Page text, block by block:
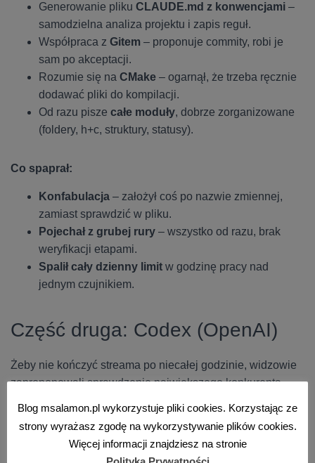
Generowanie pliku CLAUDE.md z konwencjami –
samodzielna analiza projektu i zapis reguł.
Współpraca z Gitem – proponuje commity, robi je
sam po akceptacji.
Rozumie się na CMake – ogarnął, że trzeba ręcznie
dodawać pliki do kompilacji.
Od razu pisze całe moduły, dobrze zorganizowane
(foldery, h+c, struktury, statusy).
Co spaprał:
Konfabulacja – założył coś po nazwie zmiennej,
zamiast sprawdzić w pliku.
Pojechał z grubej rury – wszystko od razu, brak
weryfikacji etapami.
Spalił cały dzienny limit w godzinę pracy nad
jednym czujnikiem.
Część druga: Codex (OpenAI)
Żeby nie kończyć streama po niecałej godzinie, widzowie
zaproponowali sprawdzenie największego konkurenta
OpenAI. Pierwszy raz w życiu go otwierałem (Claude’a już
trochę testowałem wcześniej), więc tu uczyłem się na
bieżąco z Wami.
Blog msalamon.pl wykorzystuje pliki cookies. Korzystając ze
strony wyrażasz zgodę na wykorzystywanie plików cookies.
Więcej informacji znajdziesz na stronie